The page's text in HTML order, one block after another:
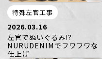
特殊左官工事
2026.03.16
左官でぬいぐるみ!?
NURUDENIMでフワフワな
仕上げ